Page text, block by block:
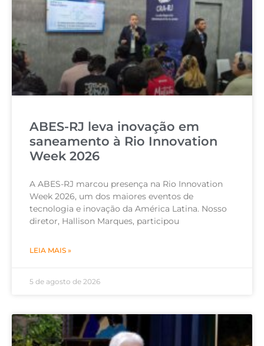
ABES-RJ leva inovação em
saneamento à Rio Innovation
Week 2026
A ABES-RJ marcou presença na Rio Innovation
Week 2026, um dos maiores eventos de
tecnologia e inovação da América Latina. Nosso
diretor, Hallison Marques, participou
LEIA MAIS »
5 de agosto de 2026